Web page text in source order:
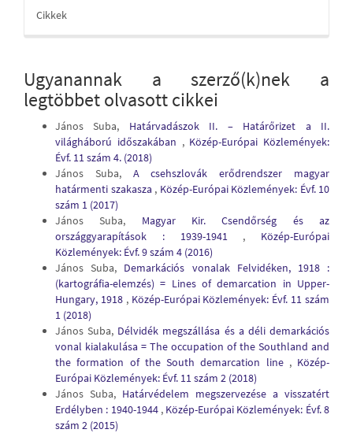
Cikkek
Ugyanannak a szerző(k)nek a
legtöbbet olvasott cikkei
János Suba, Határvadászok II. – Határőrizet a II.
világháború időszakában , Közép-Európai Közlemények:
Évf. 11 szám 4. (2018)
János Suba, A csehszlovák erődrendszer magyar
határmenti szakasza , Közép-Európai Közlemények: Évf. 10
szám 1 (2017)
János Suba, Magyar Kir. Csendőrség és az
országgyarapítások : 1939-1941 , Közép-Európai
Közlemények: Évf. 9 szám 4 (2016)
János Suba, Demarkációs vonalak Felvidéken, 1918 :
(kartográfia-elemzés) = Lines of demarcation in Upper-
Hungary, 1918 , Közép-Európai Közlemények: Évf. 11 szám
1 (2018)
János Suba, Délvidék megszállása és a déli demarkációs
vonal kialakulása = The occupation of the Southland and
the formation of the South demarcation line , Közép-
Európai Közlemények: Évf. 11 szám 2 (2018)
János Suba, Határvédelem megszervezése a visszatért
Erdélyben : 1940-1944 , Közép-Európai Közlemények: Évf. 8
szám 2 (2015)